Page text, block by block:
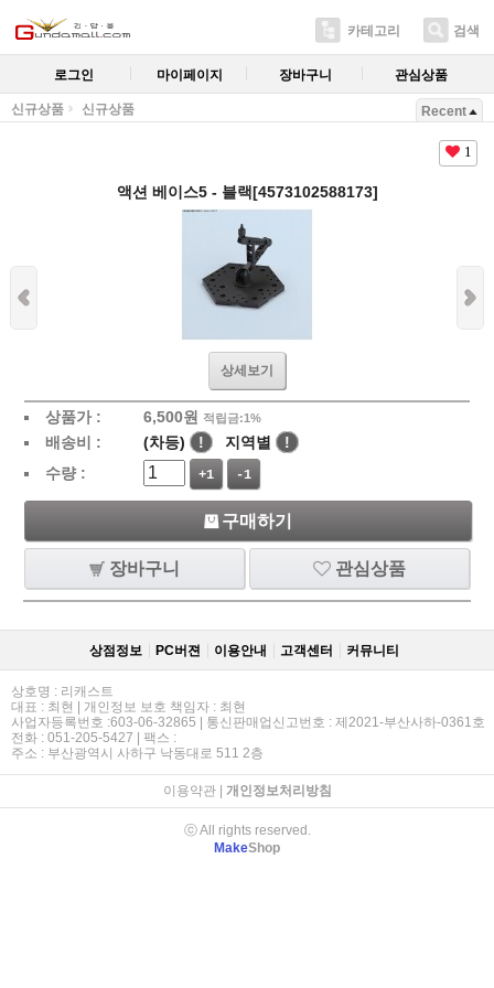
카테고리 검색
로그인 마이페이지 장바구니 관심상품
신규상품 신규상품 Recent
1
액션 베이스5 - 블랙[4573102588173]
상세보기
상품가 : 6,500원 적립금:1%
배송비 : (차등) ! 지역별
!
수량 :
+1 -1
구매하기
장바구니 관심상품
상점정보 PC버젼 이용안내 고객센터 커뮤니티
상호명 : 리캐스트
대표 : 최현 | 개인정보 보호 책임자 : 최현
사업자등록번호 :603-06-32865 | 통신판매업신고번호 : 제2021-부산사하-0361호
전화 : 051-205-5427 | 팩스 :
주소 : 부산광역시 사하구 낙동대로 511 2층
이용약관| 개인정보처리방침
ⓒ All rights reserved.
MakeShop